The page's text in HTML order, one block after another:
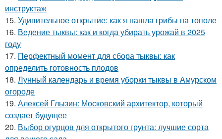
инструктаж
15. Удивительное открытие: как я нашла грибы на тополе
16. Ведение тыквы: как и когда убирать урожай в 2025
году
17. Перфектный момент для сбора тыквы: как
определить готовность плодов
18. Лунный календарь и время уборки тыквы в Амурском
огороде
19. Алексей Глызин: Московский архитектор, который
создает будущее
20. Выбор огурцов для открытого грунта: лучшие сорта